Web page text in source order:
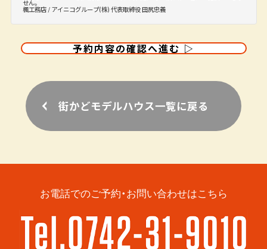
街かどモデルハウス一覧に戻る
お電話でのご予約・お問い合わせはこちら